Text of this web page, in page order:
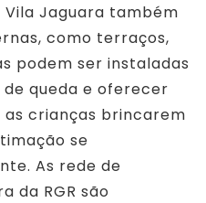
Jaguara também
como terraços,
podem ser instaladas
queda e oferecer
crianças brincarem
se
As rede de
da RGR são